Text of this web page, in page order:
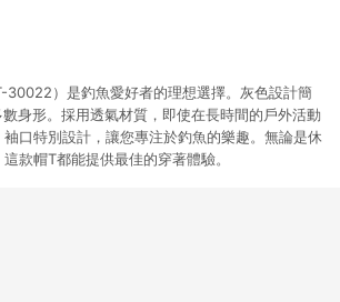
30022）是釣魚愛好者的理想選擇。灰色設計簡
身形。採用透氣材質，即使在長時間的戶外活動
口特別設計，讓您專注於釣魚的樂趣。無論是休
款帽T都能提供最佳的穿著體驗。